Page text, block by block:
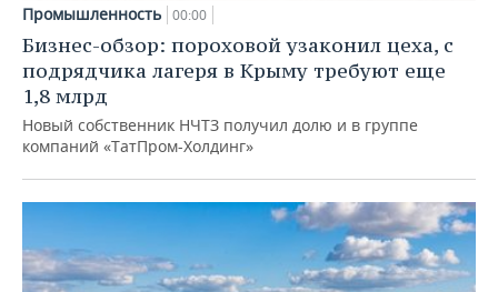
Промышленность 00:00
Бизнес-обзор: пороховой узаконил цеха, с
подрядчика лагеря в Крыму требуют еще
1,8 млрд
Новый собственник НЧТЗ получил долю и в группе
компаний «ТатПром-Холдинг»